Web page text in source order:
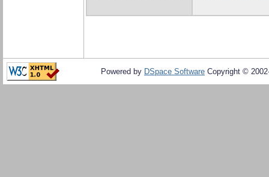
Powered by DSpace Software Copyright ©